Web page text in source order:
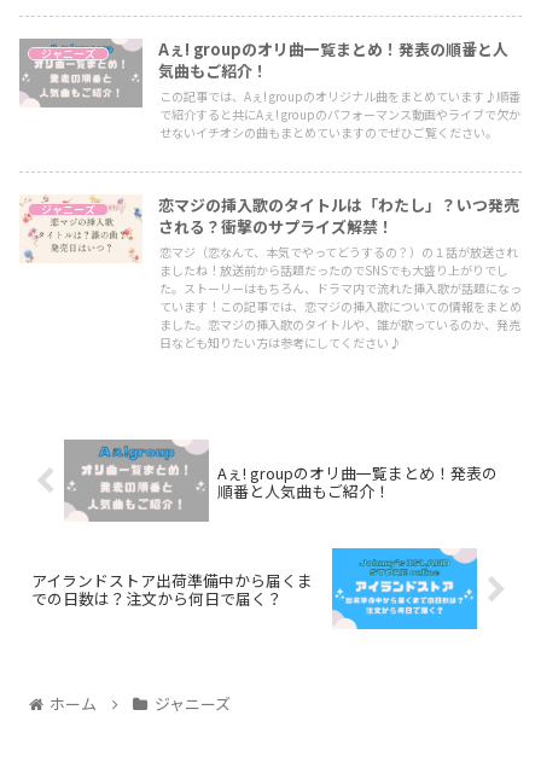
ジャニーズ
Aぇ! groupのオリ曲一覧まとめ！発表の順番と人
気曲もご紹介！
この記事では、Aぇ! groupのオリジナル曲をまとめています♪順番
で紹介すると共にAぇ! groupのパフォーマンス動画やライブで欠か
せないイチオシの曲もまとめていますのでぜひご覧ください。
ジャニーズ
恋マジの挿入歌のタイトルは「わたし」？いつ発売
される？衝撃のサプライズ解禁！
恋マジ（恋なんて、本気でやってどうするの？）の１話が放送され
ましたね！放送前から話題だったのでSNSでも大盛り上がりでし
た。ストーリーはもちろん、ドラマ内で流れた挿入歌が話題になっ
ています！この記事では、恋マジの挿入歌についての情報をまとめ
ました。恋マジの挿入歌のタイトルや、誰が歌っているのか、発売
日なども知りたい方は参考にしてください♪
Aぇ! groupのオリ曲一覧まとめ！発表の
順番と人気曲もご紹介！
アイランドストア出荷準備中から届くま
での日数は？注文から何日で届く？
ホーム ジャニーズ